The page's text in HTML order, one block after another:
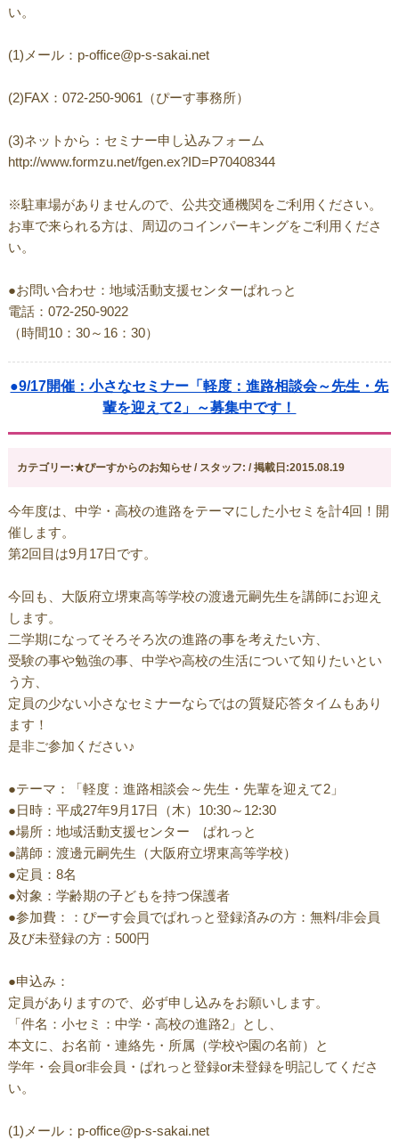
い。
(1)メール：p-office@p-s-sakai.net
(2)FAX：072-250-9061（ぴーす事務所）
(3)ネットから：セミナー申し込みフォーム
http://www.formzu.net/fgen.ex?ID=P70408344
※駐車場がありませんので、公共交通機関をご利用ください。
お車で来られる方は、周辺のコインパーキングをご利用くださ
い。
●お問い合わせ：地域活動支援センターぱれっと
電話：072-250-9022
（時間10：30～16：30）
●9/17開催：小さなセミナー「軽度：進路相談会～先生・先
輩を迎えて2」～募集中です！
カテゴリー:★ぴーすからのお知らせ / スタッフ: / 掲載日:2015.08.19
今年度は、中学・高校の進路をテーマにした小セミを計4回！開
催します。
第2回目は9月17日です。
今回も、大阪府立堺東高等学校の渡邊元嗣先生を講師にお迎え
します。
二学期になってそろそろ次の進路の事を考えたい方、
受験の事や勉強の事、中学や高校の生活について知りたいとい
う方、
定員の少ない小さなセミナーならではの質疑応答タイムもあり
ます！
是非ご参加ください♪
●テーマ：「軽度：進路相談会～先生・先輩を迎えて2」
●日時：平成27年9月17日（木）10:30～12:30
●場所：地域活動支援センター ぱれっと
●講師：渡邊元嗣先生（大阪府立堺東高等学校）
●定員：8名
●対象：学齢期の子どもを持つ保護者
●参加費：：ぴーす会員でぱれっと登録済みの方：無料/非会員
及び未登録の方：500円
●申込み：
定員がありますので、必ず申し込みをお願いします。
「件名：小セミ：中学・高校の進路2」とし、
本文に、お名前・連絡先・所属（学校や園の名前）と
学年・会員or非会員・ぱれっと登録or未登録を明記してくださ
い。
(1)メール：p-office@p-s-sakai.net